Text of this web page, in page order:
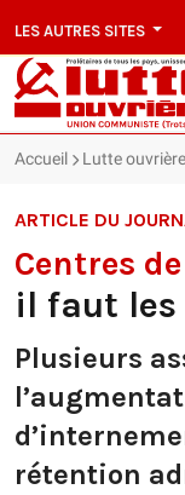
LES AUTRES SITES
Accueil Lutte
ARTICLE DU
Centres
il faut
Plusieurs
rétention